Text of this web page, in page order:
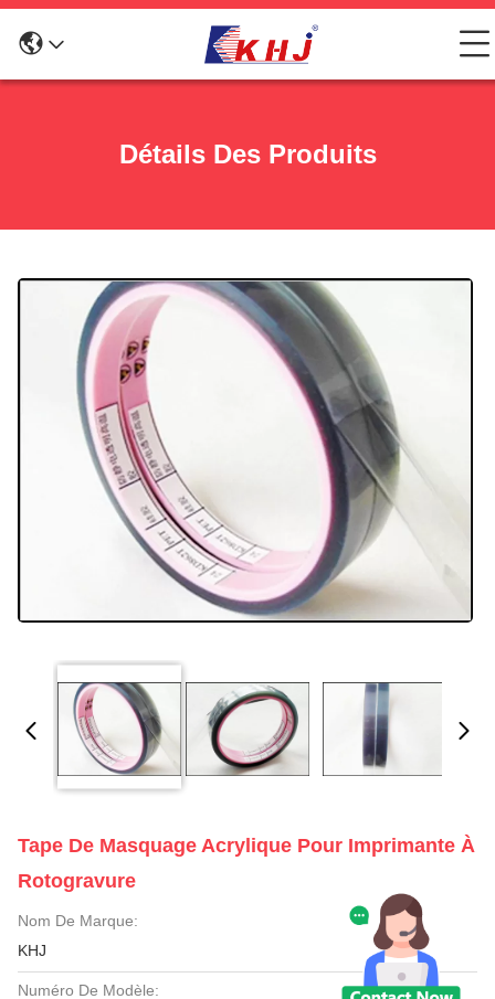
Détails Des Produits
Tape De Masquage Acrylique Pour Imprimante À
Rotogravure
Nom De Marque:
KHJ
Numéro De Modèle: